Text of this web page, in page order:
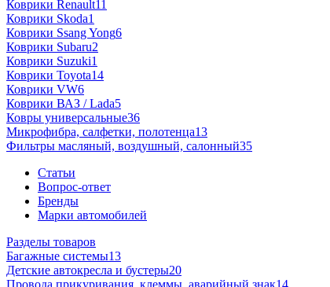
Коврики Renault11
Коврики Skoda1
Коврики Ssang Yong6
Коврики Subaru2
Коврики Suzuki1
Коврики Toyota14
Коврики VW6
Коврики ВАЗ / Lada5
Ковры универсальные36
Микрофибра, салфетки, полотенца13
Фильтры масляный, воздушный, салонный35
Статьи
Вопрос-ответ
Бренды
Марки автомобилей
Разделы товаров
Багажные системы13
Детские автокресла и бустеры20
Провода прикуривания, клеммы, аварийный знак14